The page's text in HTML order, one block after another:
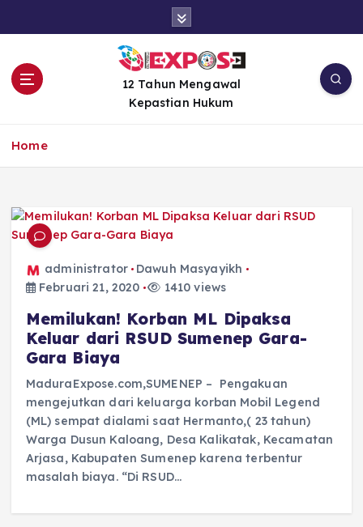
12 Tahun Mengawal
Kepastian Hukum
Home
administrator
Dawuh Masyayikh
Februari 21, 2020
1410 views
Memilukan! Korban ML Dipaksa
Keluar dari RSUD Sumenep Gara-
Gara Biaya
MaduraExpose.com,SUMENEP – Pengakuan
mengejutkan dari keluarga korban Mobil Legend
(ML) sempat dialami saat Hermanto,( 23 tahun)
Warga Dusun Kaloang, Desa Kalikatak, Kecamatan
Arjasa, Kabupaten Sumenep karena terbentur
masalah biaya. “Di RSUD…